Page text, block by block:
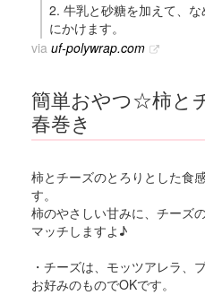
2. 牛乳と砂糖を加えて、
にかけます。
via uf-polywrap.com
簡単おやつ☆柿と
春巻き
柿とチーズのとろりとした食
す。
柿のやさしい甘みに、チーズ
マッチしますよ♪
・チーズは、モッツアレラ、
お好みのものでOKです。